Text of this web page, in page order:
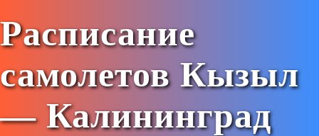
Расписание
самолетов Кызыл
— Калининград